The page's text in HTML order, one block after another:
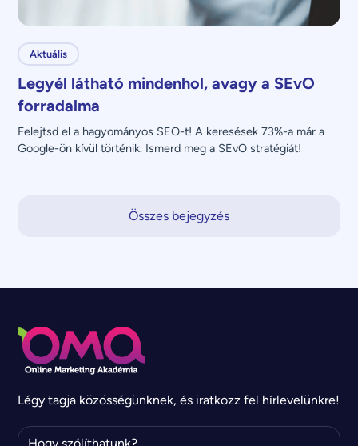
Aktuális
Legyél látható mindenhol, avagy a SEvO
forradalma
Felejtsd el a hagyományos SEO-t! A keresések 73%-a már a
Google-ön kívül történik. Ismerd meg a SEvO stratégiát!
Összes bejegyzés
Légy tagja közösségünknek, és iratkozz fel hírlevelünkre!